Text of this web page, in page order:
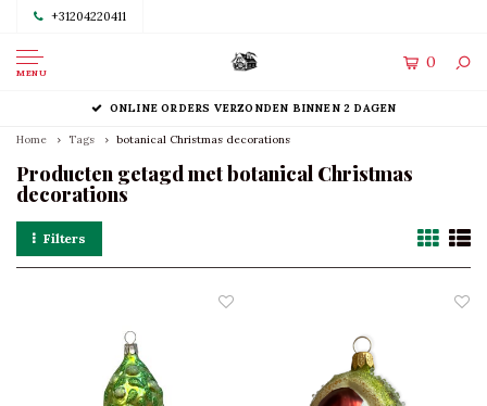
+31204220411
MENU
0
ONLINE ORDERS VERZONDEN BINNEN 2 DAGEN
Home Tags botanical Christmas decorations
Producten getagd met botanical Christmas
decorations
Filters